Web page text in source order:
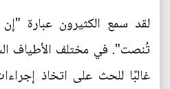
لقد سمع الكثيرون عبارة
تُنصت". في مختلف الأطياف
غالبًا للحث على اتخاذ